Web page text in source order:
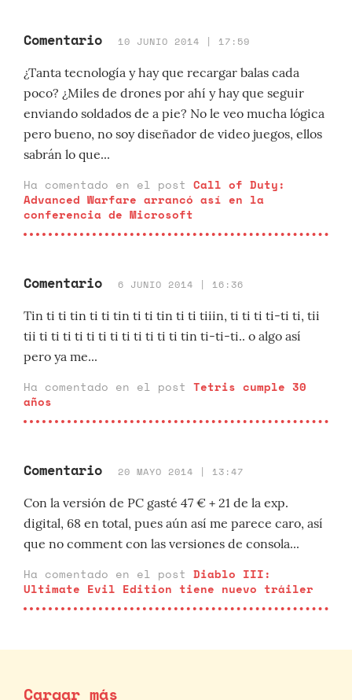
Comentario 10 JUNIO 2014 | 17:59
¿Tanta tecnología y hay que recargar balas cada
poco? ¿Miles de drones por ahí y hay que seguir
enviando soldados de a pie? No le veo mucha lógica
pero bueno, no soy diseñador de video juegos, ellos
sabrán lo que...
Ha comentado en el post Call of Duty:
Advanced Warfare arrancó así en la
conferencia de Microsoft
Comentario 6 JUNIO 2014 | 16:36
Tin ti ti tin ti ti tin ti ti tin ti ti tiiin, ti ti ti ti-ti ti, tii
tii ti ti ti ti ti ti ti ti ti ti ti ti tin ti-ti-ti.. o algo así
pero ya me...
Ha comentado en el post Tetris cumple 30
años
Comentario 20 MAYO 2014 | 13:47
Con la versión de PC gasté 47 € + 21 de la exp.
digital, 68 en total, pues aún así me parece caro, así
que no comment con las versiones de consola...
Ha comentado en el post Diablo III:
Ultimate Evil Edition tiene nuevo tráiler
Cargar más